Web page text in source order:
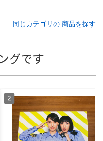
同じカテゴリの 商品を探す
グです